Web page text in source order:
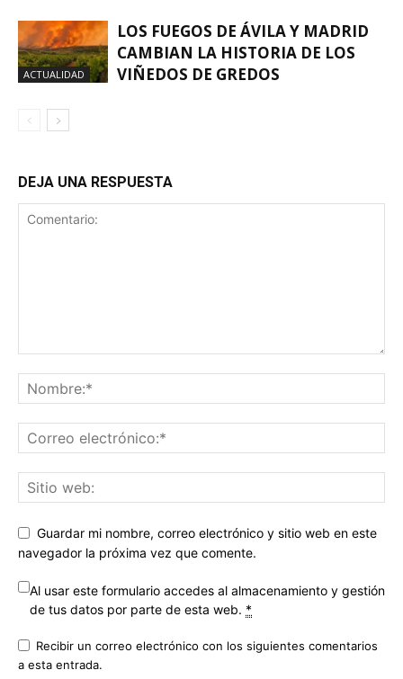
ACTUALIDAD
LOS FUEGOS DE ÁVILA Y MADRID
CAMBIAN LA HISTORIA DE LOS
VIÑEDOS DE GREDOS
DEJA UNA RESPUESTA
Guardar mi nombre, correo electrónico y sitio web en este
navegador la próxima vez que comente.
Al usar este formulario accedes al almacenamiento y gestión
de tus datos por parte de esta web. *
Recibir un correo electrónico con los siguientes comentarios
a esta entrada.